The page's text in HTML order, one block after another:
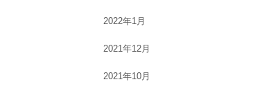
2022年1月
2021年12月
2021年10月